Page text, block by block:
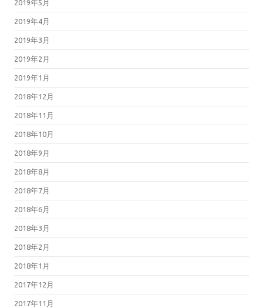
2019年5月
2019年4月
2019年3月
2019年2月
2019年1月
2018年12月
2018年11月
2018年10月
2018年9月
2018年8月
2018年7月
2018年6月
2018年3月
2018年2月
2018年1月
2017年12月
2017年11月